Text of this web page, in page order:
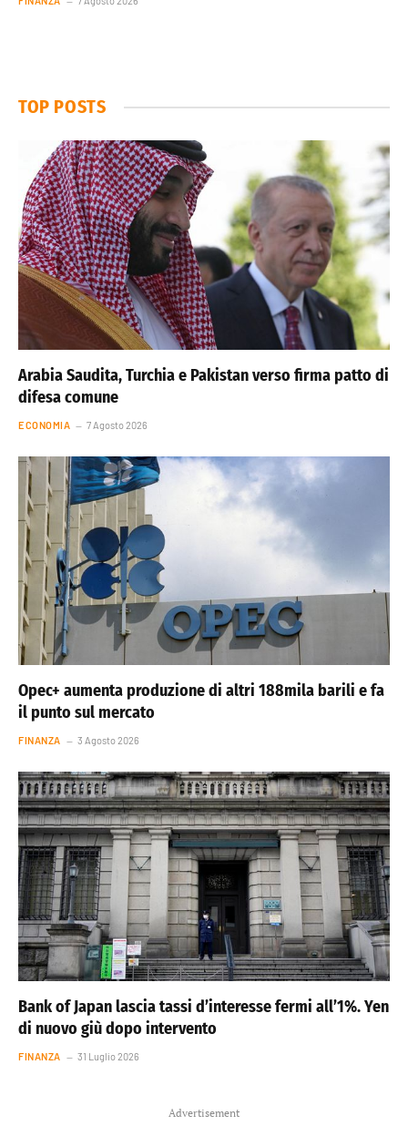
TOP POSTS
Arabia Saudita, Turchia e Pakistan verso firma patto di
difesa comune
ECONOMIA 7 Agosto 2026
Opec+ aumenta produzione di altri 188mila barili e fa
il punto sul mercato
FINANZA 3 Agosto 2026
Bank of Japan lascia tassi d’interesse fermi all’1%. Yen
di nuovo giù dopo intervento
FINANZA 31 Luglio 2026
Advertisement